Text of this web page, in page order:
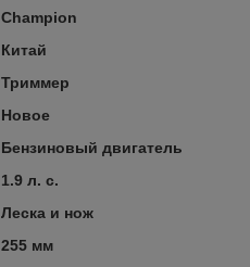
Champion
Китай
Триммер
Новое
Бензиновый двигатель
1.9 л. с.
Леска и нож
255 мм